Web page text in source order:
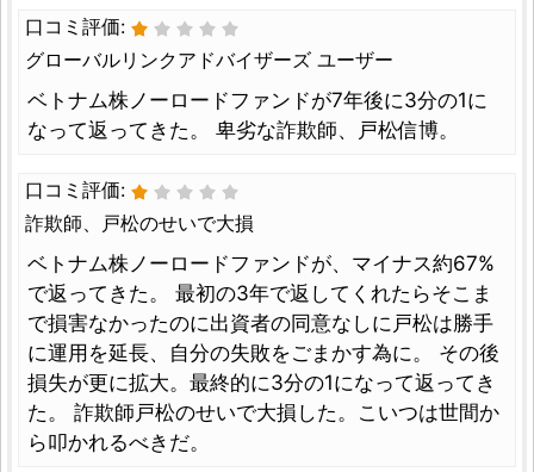
口コミ評価:
グローバルリンクアドバイザーズ ユーザー
ベトナム株ノーロードファンドが7年後に3分の1に
なって返ってきた。 卑劣な詐欺師、戸松信博。
口コミ評価:
詐欺師、戸松のせいで大損
ベトナム株ノーロードファンドが、マイナス約67%
で返ってきた。 最初の3年で返してくれたらそこま
で損害なかったのに出資者の同意なしに戸松は勝手
に運用を延長、自分の失敗をごまかす為に。 その後
損失が更に拡大。最終的に3分の1になって返ってき
た。 詐欺師戸松のせいで大損した。こいつは世間か
ら叩かれるべきだ。